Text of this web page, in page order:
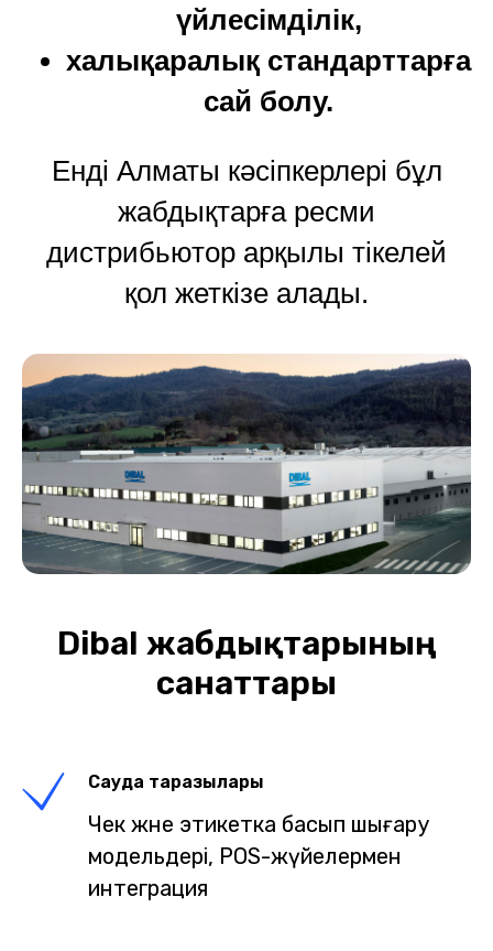
үйлесімділік,
халықаралық стандарттарға
сай болу.
Енді Алматы кәсіпкерлері бұл
жабдықтарға ресми
дистрибьютор арқылы тікелей
қол жеткізе алады.
Dibal жабдықтарының
санаттары
Сауда таразылары
Чек және этикетка басып шығару
модельдері, POS-жүйелермен
интеграция